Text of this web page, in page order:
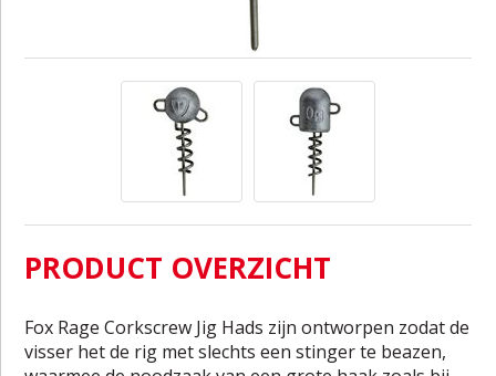
PRODUCT OVERZICHT
Fox Rage Corkscrew Jig Hads zijn ontworpen zodat de
visser het de rig met slechts een stinger te beazen,